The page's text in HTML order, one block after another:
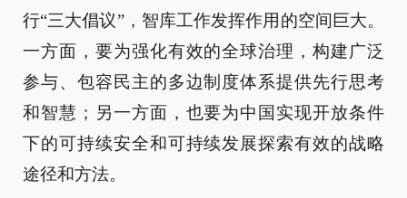
行“三大倡议”，智库工作发挥作用的空间巨大。
一方面，要为强化有效的全球治理，构建广泛
参与、包容民主的多边制度体系提供先行思考
和智慧；另一方面，也要为中国实现开放条件
下的可持续安全和可持续发展探索有效的战略
途径和方法。